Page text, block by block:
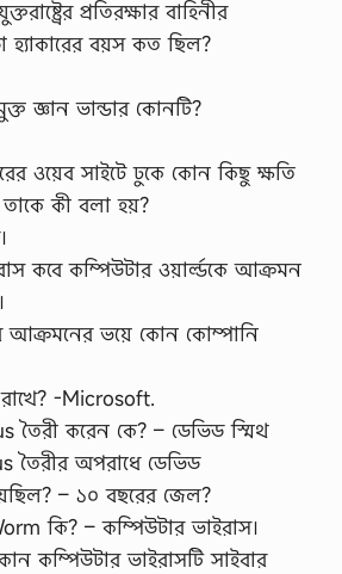
প্রতিরক্ষার বাহিনীর
হ্যাকারের বয়স কত ছিল?
জ্ঞান ভান্ডার কোনটি?
ওয়েব সাইটে ঢুকে কোন কিছু ক্ষতি
কী বলা হয়?
কবে কম্পিউটার ওয়ার্ল্ডকে আক্রমন
আক্রমনের ভয়ে কোন কোম্পানি
রাখে? -Microsoft.
তৈরী করেন কে? – ডেভিড স্মিথ
তৈরীর অপরাধে ডেভিড
– ১০ বছরের জেল?
কি? – কম্পিউটার ভাইরাস।
কম্পিউটার ভাইরাসটি সাইবার